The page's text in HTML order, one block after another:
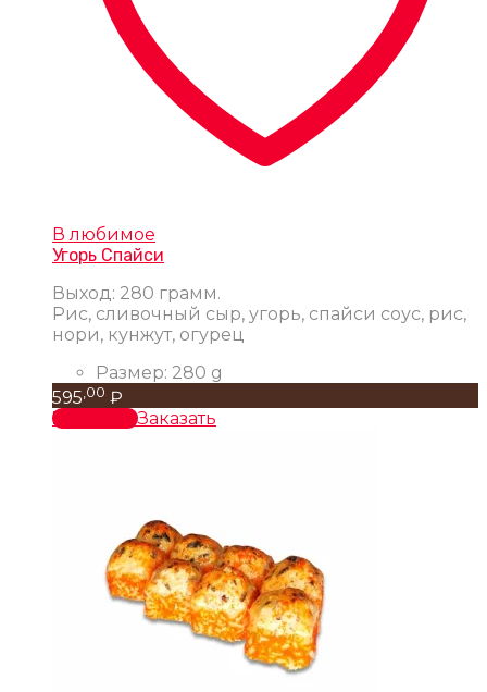
В любимое
Угорь Спайси
Выход: 280 грамм.
Рис, сливочный сыр, угорь, спайси соус, рис,
нори, кунжут, огурец
Размер: 280 g
595 ,00 ₽
В корзинуЗаказать